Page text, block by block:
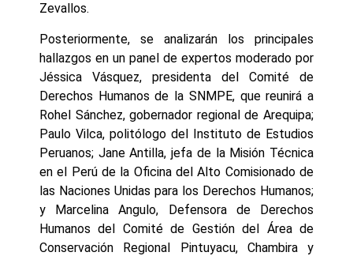
Zevallos.
Posteriormente, se analizarán los principales
hallazgos en un panel de expertos moderado por
Jéssica Vásquez, presidenta del Comité de
Derechos Humanos de la SNMPE, que reunirá a
Rohel Sánchez, gobernador regional de Arequipa;
Paulo Vilca, politólogo del Instituto de Estudios
Peruanos; Jane Antilla, jefa de la Misión Técnica
en el Perú de la Oficina del Alto Comisionado de
las Naciones Unidas para los Derechos Humanos;
y Marcelina Angulo, Defensora de Derechos
Humanos del Comité de Gestión del Área de
Conservación Regional Pintuyacu, Chambira y